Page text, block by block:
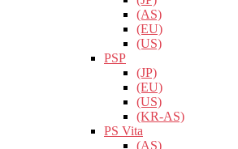
(AS)
(EU)
(US)
PSP
(JP)
(EU)
(US)
(KR-AS)
PS Vita
(AS)